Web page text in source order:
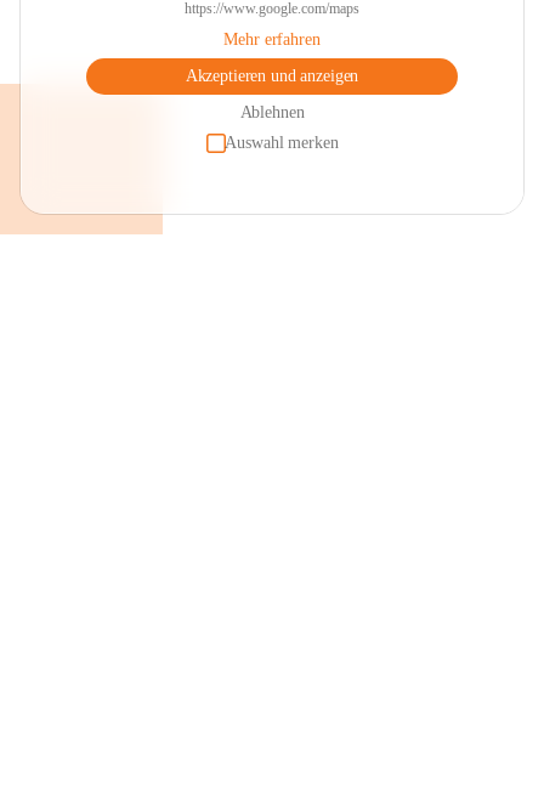
https://www.google.com/maps
Mehr erfahren
Akzeptieren und anzeigen
Ablehnen
Auswahl merken